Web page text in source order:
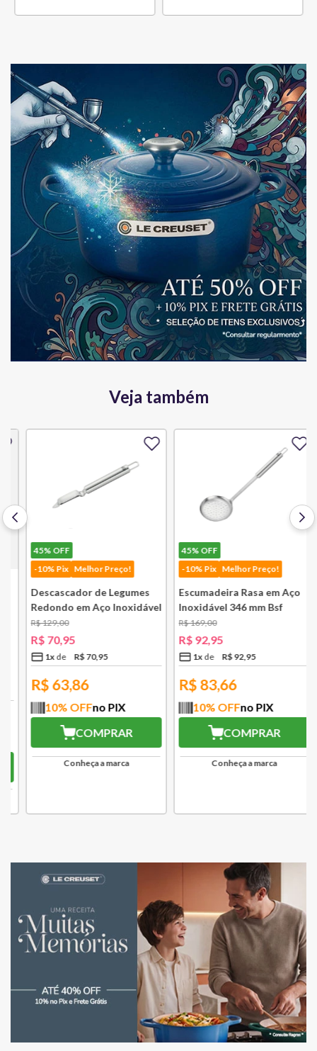
Veja também
45%OFF
-10% Pix
Melhor Preço!
Descascador de Legumes
Redondo em Aço Inoxidável
131 mm Bsf
129,00
R$70,95
1x R$ 70,95
R$63,86
10% OFFno PIX
COMPRAR
Conheça a marca
45%OFF
-10% Pix
Melhor Preço!
Escumadeira Rasa em Aço
Inoxidável 346 mm Bsf
169,00
R$92,95
1x R$ 92,95
R$83,66
10% OFFno PIX
COMPRAR
Conheça a marca